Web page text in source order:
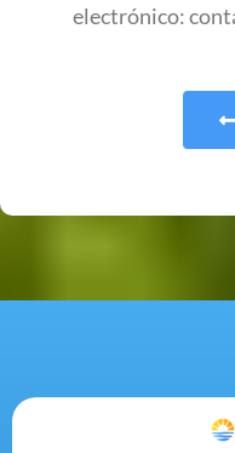
electrónico: